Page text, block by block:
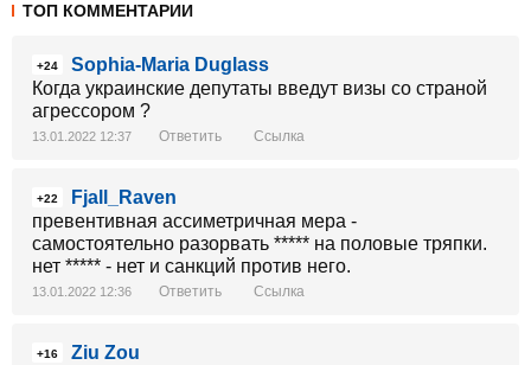
ТОП КОММЕНТАРИИ
+24
Sophia-Maria Duglass
Когда украинские депутаты введут визы со страной
агрессором ?
13.01.2022 12:37 Ответить Ссылка
+22
Fjall_Raven
превентивная ассиметричная мера -
самостоятельно разорвать ***** на половые тряпки.
нет ***** - нет и санкций против него.
13.01.2022 12:36 Ответить Ссылка
+16
Ziu Zou